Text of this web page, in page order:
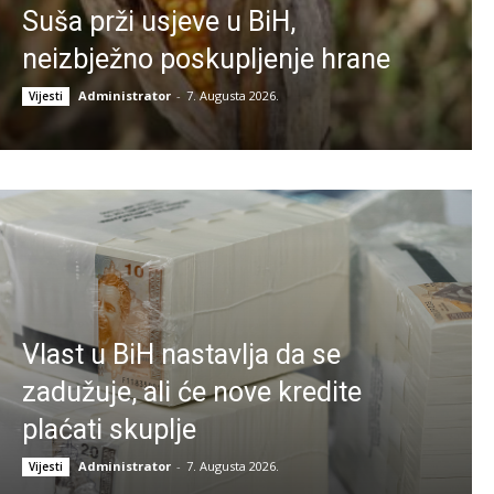
Suša prži usjeve u BiH,
neizbježno poskupljenje hrane
Vijesti Administrator - 7. Augusta 2026.
Vlast u BiH nastavlja da se
zadužuje, ali će nove kredite
plaćati skuplje
Vijesti Administrator - 7. Augusta 2026.